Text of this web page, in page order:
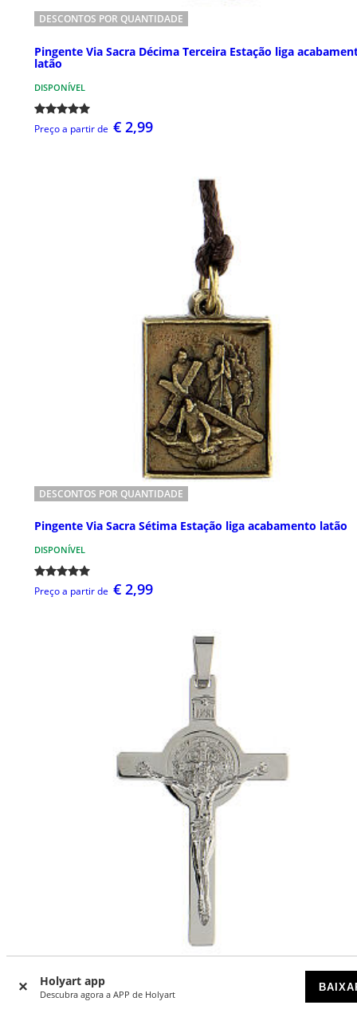
Holyart app
Descubra agora a APP de Holyart
DESCONTOS POR QUANTIDADE
Pingente Via Sacra Décima Terceira Estação liga
latão
DISPONÍVEL
Preço a partir de € 2,99
DESCONTOS POR QUANTIDADE
Pingente Via Sacra Sétima Estação liga acabamento latão
DISPONÍVEL
Preço a partir de € 2,99
Pingente cruz São Bento ouro branco 18K 5x3 cm 9,12 g